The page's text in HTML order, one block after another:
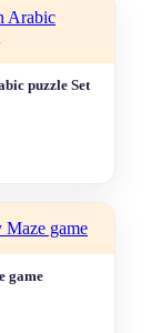
puzzle Set
game